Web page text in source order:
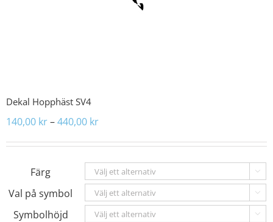
Dekal Hopphäst SV4
140,00 kr–440,00 krPrisintervall:
440,00 kr
Färg 
Val på symbol 
Symbolhöjd 